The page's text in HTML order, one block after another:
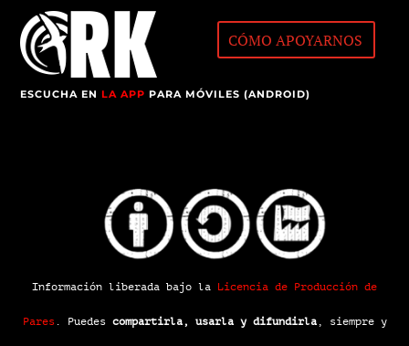
CÓMO APOYARNOS
ESCUCHA ENLA APP PARA MÓVILES (ANDROID)
Información liberada bajo la Licencia de Producción de
Pares. Puedes compartirla, usarla y difundirla, siempre y